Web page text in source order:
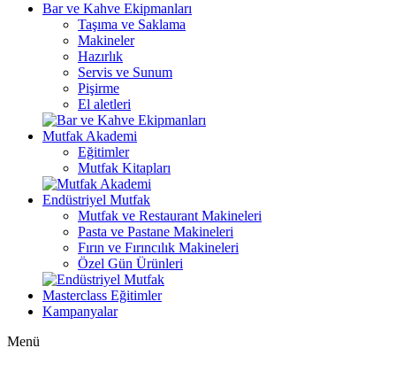
Bar ve Kahve Ekipmanları
Taşıma ve Saklama
Makineler
Hazırlık
Servis ve Sunum
Pişirme
El aletleri
Mutfak Akademi
Eğitimler
Mutfak Kitapları
Endüstriyel Mutfak
Mutfak ve Restaurant Makineleri
Pasta ve Pastane Makineleri
Fırın ve Fırıncılık Makineleri
Özel Gün Ürünleri
Masterclass Eğitimler
Kampanyalar
Menü